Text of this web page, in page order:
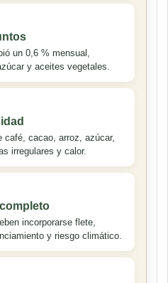
un 0,6 % mensual,
y aceites vegetales.
cacao, arroz, azúcar,
irregulares y calor.
incorporarse flete,
y riesgo climático.